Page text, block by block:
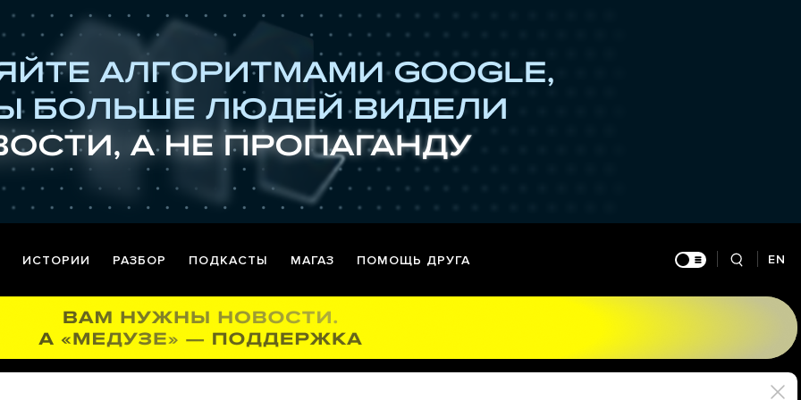
ИСТОРИИ РАЗБОР ПОДКАСТЫ МАГАЗ ПОМОЩЬ ДРУГА EN